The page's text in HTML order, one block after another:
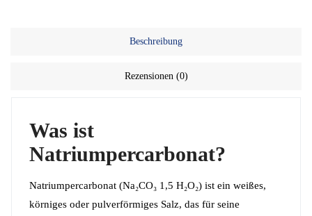
Beschreibung
Rezensionen (0)
Was ist
Natriumpercarbonat?
Natriumpercarbonat (Na₂CO₃ 1,5 H₂O₂) ist ein weißes,
körniges oder pulverförmiges Salz, das für seine